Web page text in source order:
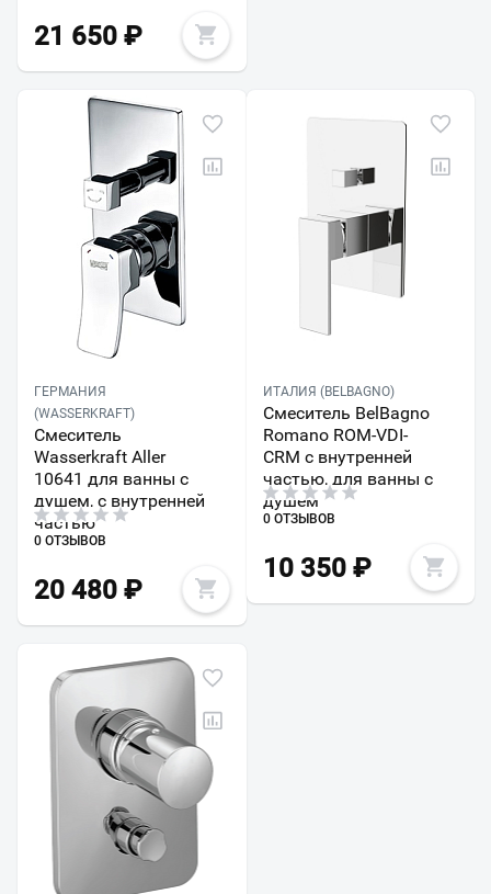
21 650 ₽
ГЕРМАНИЯ
(WASSERKRAFT)
Смеситель
Wasserkraft Aller
10641 для ванны с
душем, с внутренней
частью
0 ОТЗЫВОВ
20 480 ₽
ИТАЛИЯ (BELBAGNO)
Смеситель BelBagno
Romano ROM-VDI-
CRM с внутренней
частью, для ванны с
душем
0 ОТЗЫВОВ
10 350₽